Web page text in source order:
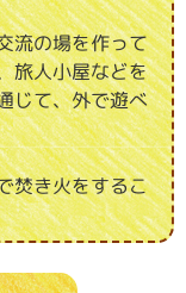
流の場を作って
旅人小屋などを
じて、外で遊べ
焚き火をするこ